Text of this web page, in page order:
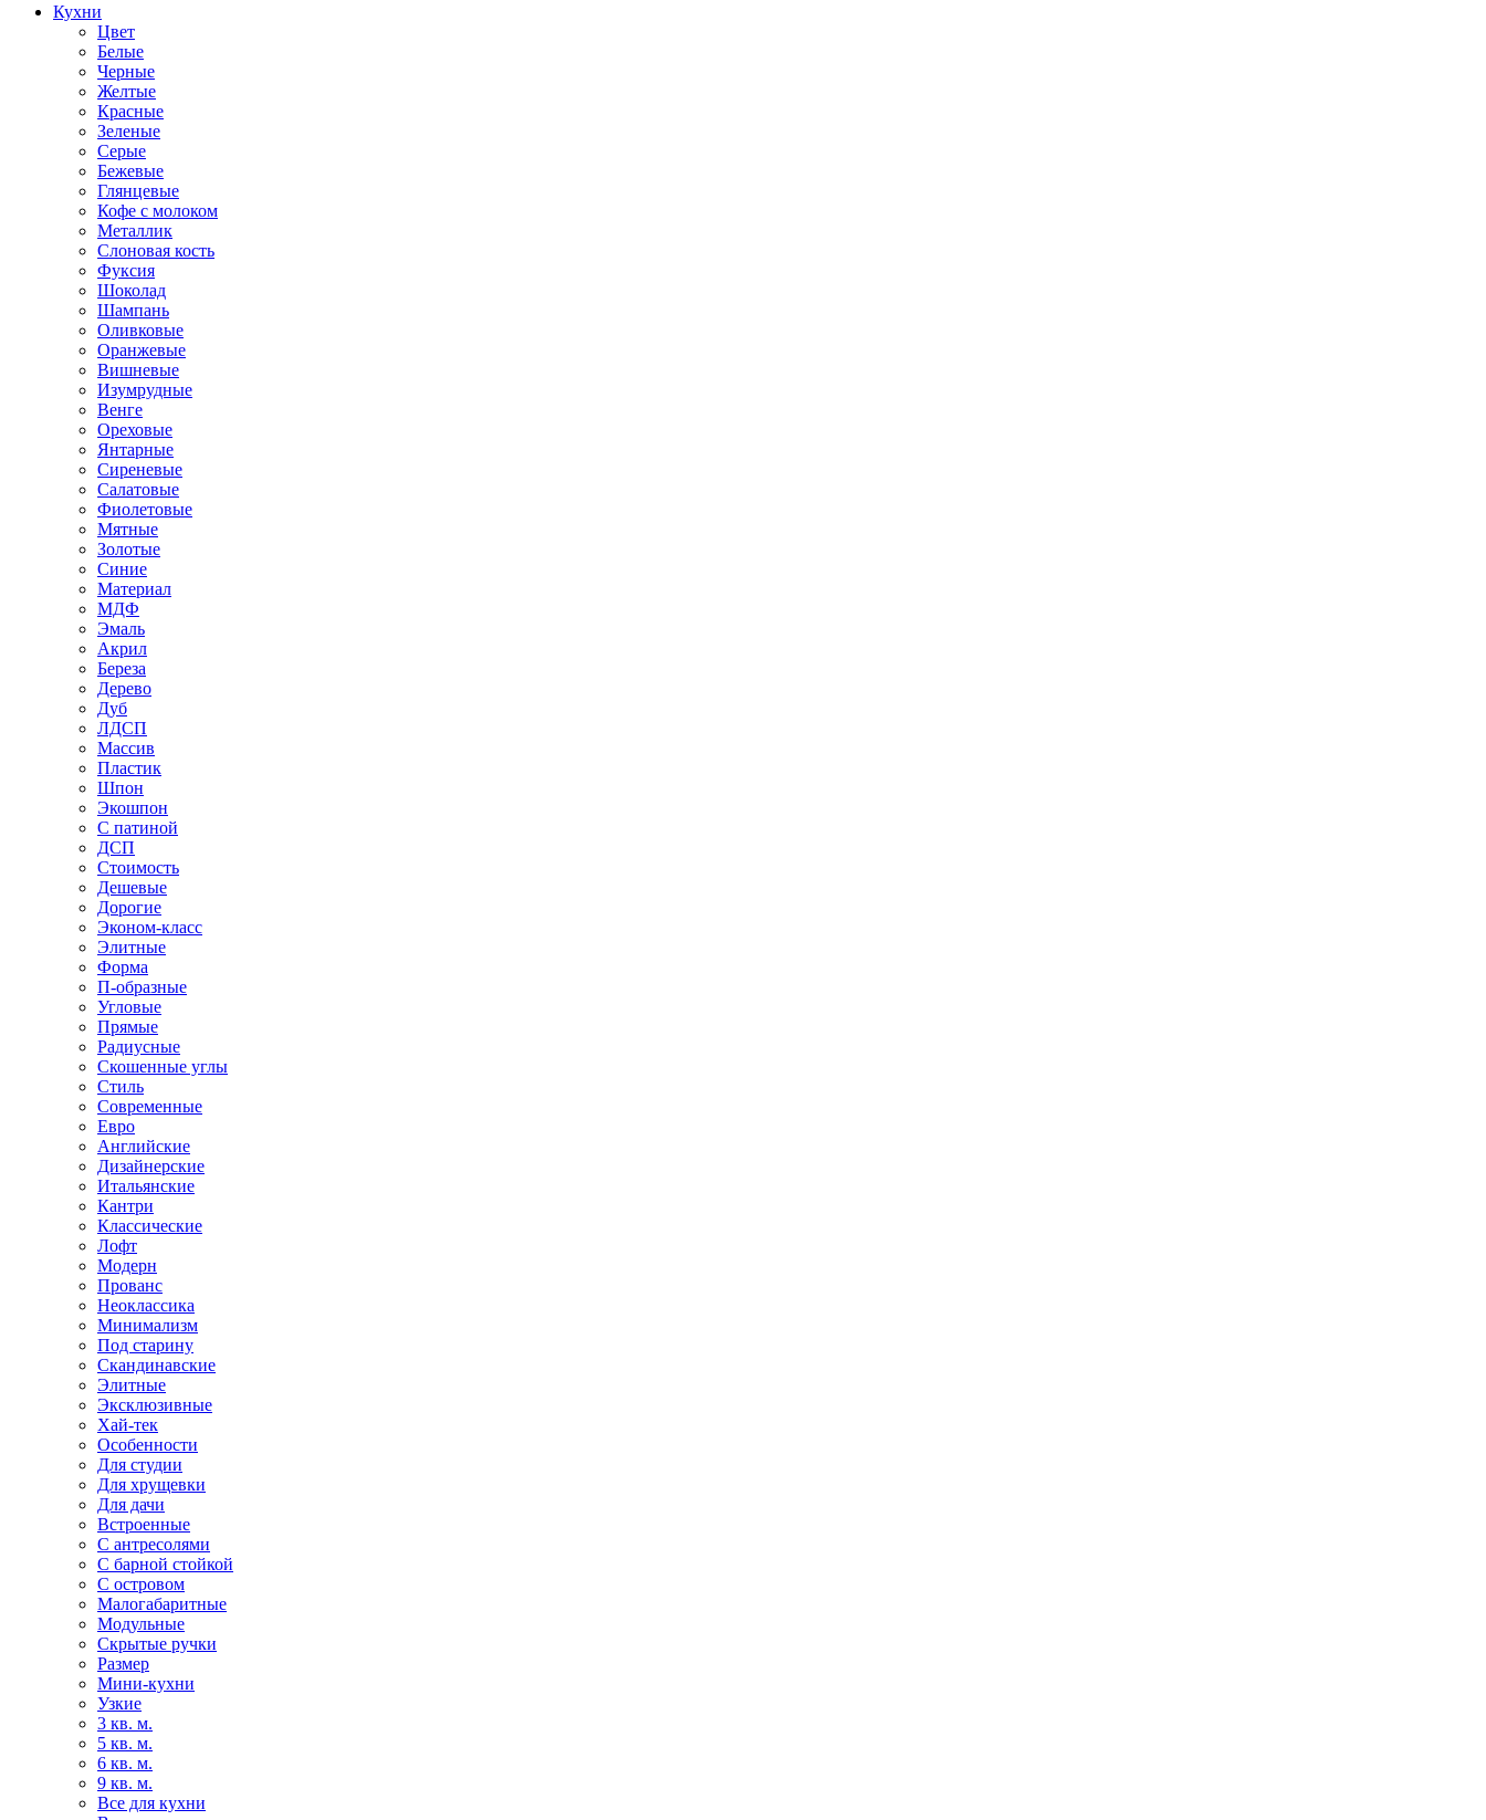
Кухни
Цвет
Белые
Черные
Желтые
Красные
Зеленые
Серые
Бежевые
Глянцевые
Кофе с молоком
Металлик
Слоновая кость
Фуксия
Шоколад
Шампань
Оливковые
Оранжевые
Вишневые
Изумрудные
Венге
Ореховые
Янтарные
Сиреневые
Салатовые
Фиолетовые
Мятные
Золотые
Синие
Материал
МДФ
Эмаль
Акрил
Береза
Дерево
Дуб
ЛДСП
Массив
Пластик
Шпон
Экошпон
С патиной
ДСП
Стоимость
Дешевые
Дорогие
Эконом-класс
Элитные
Форма
П-образные
Угловые
Прямые
Радиусные
Скошенные углы
Стиль
Современные
Евро
Английские
Дизайнерские
Итальянские
Кантри
Классические
Лофт
Модерн
Прованс
Неоклассика
Минимализм
Под старину
Скандинавские
Элитные
Эксклюзивные
Хай-тек
Особенности
Для студии
Для хрущевки
Для дачи
Встроенные
С антресолями
С барной стойкой
С островом
Малогабаритные
Модульные
Скрытые ручки
Размер
Мини-кухни
Узкие
3 кв. м.
5 кв. м.
6 кв. м.
9 кв. м.
Все для кухни